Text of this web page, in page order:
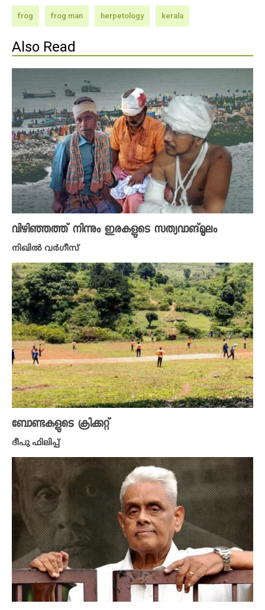
frog frog man herpetology kerala
Also Read
വിഴിഞ്ഞത്ത് നിന്നും ഇരകളുടെ സത്യവാങ്മൂലം
നിഖില്‍ വര്‍ഗീസ്‌
ബോണ്ടകളുടെ ക്രിക്കറ്റ്
ദീപു ഫിലിപ്പ്